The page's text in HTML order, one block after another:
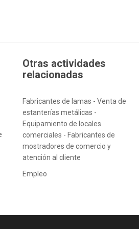
Otras actividades
relacionadas
Fabricantes de lamas - Venta de
estanterías metálicas -
Equipamiento de locales
comerciales - Fabricantes de
mostradores de comercio y
atención al cliente
Empleo